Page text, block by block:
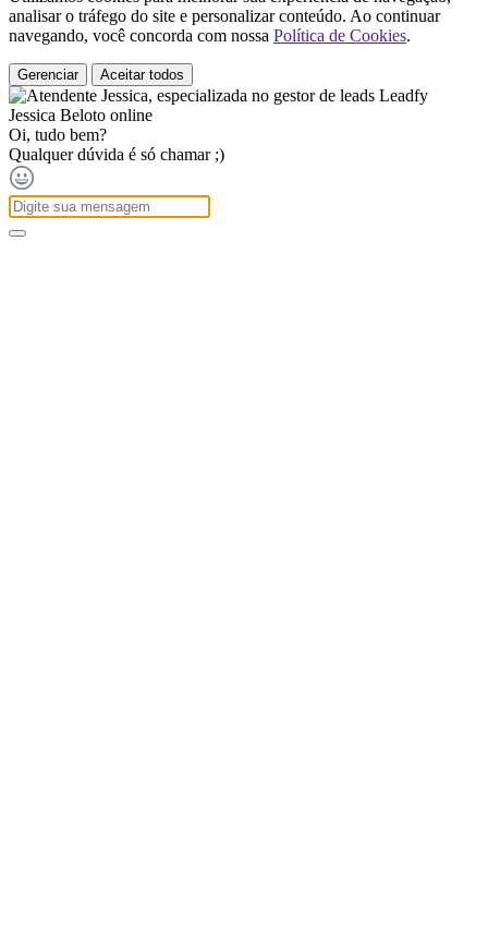
analisar o tráfego do site e personalizar conteúdo. Ao continuar
navegando, você concorda com nossa Política de Cookies.
Gerenciar Aceitar todos
Jessica Beloto online
Oi, tudo bem?
Qualquer dúvida é só chamar ;)